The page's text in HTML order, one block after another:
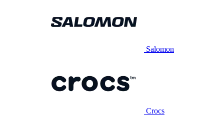
Salomon
Crocs